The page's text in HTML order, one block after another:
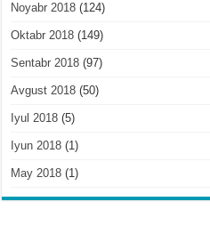
Noyabr 2018 (124)
Oktabr 2018 (149)
Sentabr 2018 (97)
Avgust 2018 (50)
Iyul 2018 (5)
Iyun 2018 (1)
May 2018 (1)